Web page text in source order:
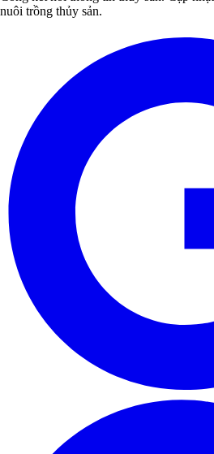
nuôi trồng thủy sản.